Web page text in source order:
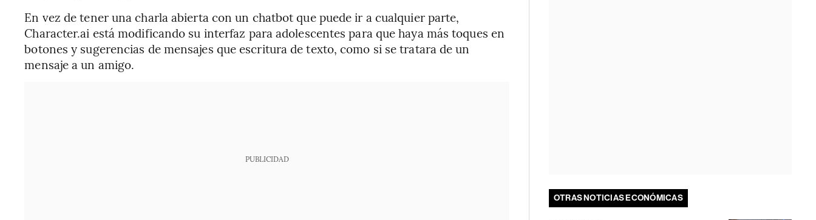
En vez de tener una charla abierta con un chatbot que puede ir a cualquier parte,
Character.ai está modificando su interfaz para adolescentes para que haya más toques en
botones y sugerencias de mensajes que escritura de texto, como si se tratara de un
mensaje a un amigo.
PUBLICIDAD
OTRAS NOTICIAS ECONÓMICAS